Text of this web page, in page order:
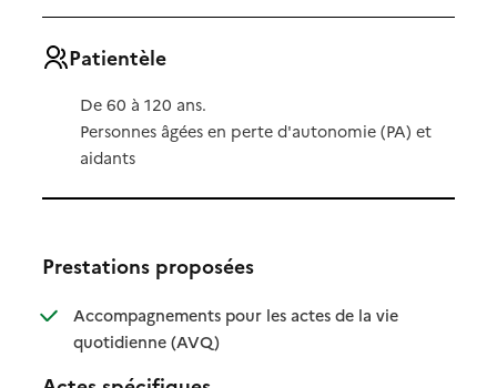
Patientèle
De 60 à 120 ans.
Personnes âgées en perte d'autonomie (PA) et
aidants
Prestations proposées
Accompagnements pour les actes de la vie
quotidienne (AVQ): disponible
: non disponible